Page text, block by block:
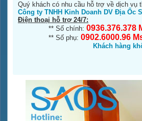
Quý khách có nhu cầu hỗ trợ về dịch vụ
Công ty TNHH Kinh Doanh DV Địa Ốc
Điện thoại hỗ trợ 24/7:
** Số chính: 0936.376.378
** Số phụ: 0902.6000.96
Khách hàng